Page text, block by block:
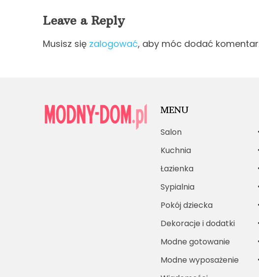
Leave a Reply
Musisz się zalogować, aby móc dodać
MENU
Salon
Kuchnia
Łazienka
Sypialnia
Pokój dziecka
Dekoracje i dodatki
Modne gotowanie
Modne wyposażenie